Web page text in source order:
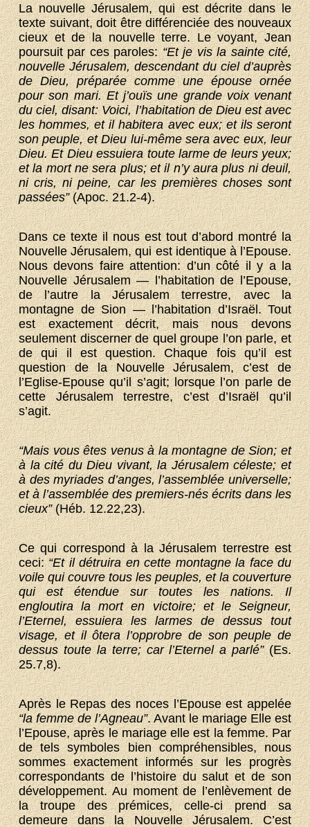
La nouvelle Jérusalem, qui est décrite dans le
texte suivant, doit être différenciée des nouveaux
cieux et de la nouvelle terre. Le voyant, Jean
poursuit par ces paroles:“Et je vis la sainte cité,
nouvelle Jérusalem, descendant du ciel d’auprès
de Dieu, préparée comme une épouse ornée
pour son mari. Et j’ouïs une grande voix venant
du ciel, disant: Voici, l’habitation de Dieu est avec
les hommes, et il habitera avec eux; et ils seront
son peuple, et Dieu lui-même sera avec eux, leur
Dieu. Et Dieu essuiera toute larme de leurs yeux;
et la mort ne sera plus; et il n’y aura plus ni deuil,
ni cris, ni peine, car les premières choses sont
passées”(Apoc. 21.2-4).
Dans ce texte il nous est tout d’abord montré la
Nouvelle Jérusalem, qui est identique à l’Epouse.
Nous devons faire attention: d’un côté il y a la
Nouvelle Jérusalem — l’habitation de l’Epouse,
de l’autre la Jérusalem terrestre, avec la
montagne de Sion — l’habitation d’Israël. Tout
est exactement décrit, mais nous devons
seulement discerner de quel groupe l’on parle, et
de qui il est question. Chaque fois qu’il est
question de la Nouvelle Jérusalem, c’est de
l’Eglise-Epouse qu’il s’agit; lorsque l’on parle de
cette Jérusalem terrestre, c’est d’Israël qu’il
s’agit.
“Mais vous êtes venus à la montagne de Sion; et
à la cité du Dieu vivant, la Jérusalem céleste; et
à des myriades d’anges, l’assemblée universelle;
et à l’assemblée des premiers-nés écrits dans les
cieux”(Héb. 12.22,23).
Ce qui correspond à la Jérusalem terrestre est
ceci:“Et il détruira en cette montagne la face du
voile qui couvre tous les peuples, et la couverture
qui est étendue sur toutes les nations. Il
engloutira la mort en victoire; et le Seigneur,
l’Eternel, essuiera les larmes de dessus tout
visage, et il ôtera l’opprobre de son peuple de
dessus toute la terre; car l’Eternel a parlé”(Es.
25.7,8).
Après le Repas des noces l’Epouse est appelée
“la femme de l’Agneau”. Avant le mariage Elle est
l’Epouse, après le mariage elle est la femme. Par
de tels symboles bien compréhensibles, nous
sommes exactement informés sur les progrès
correspondants de l’histoire du salut et de son
développement. Au moment de l’enlèvement de
la troupe des prémices, celle-ci prend sa
demeure dans la Nouvelle Jérusalem. C’est